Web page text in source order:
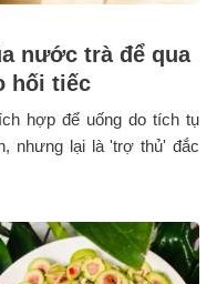
nước trà để qua
hối tiếc
hợp để uống do tích tụ
nhưng lại là 'trợ thủ' đắc